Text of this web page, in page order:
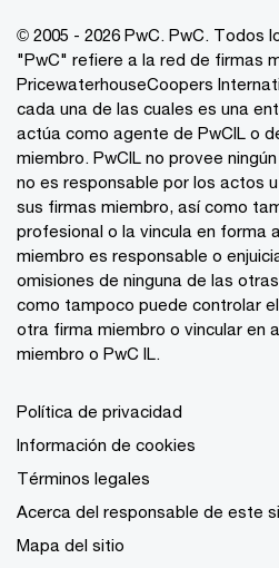
© 2005 - 2026 PwC. PwC. Todos
"PwC" refiere a la red de firmas
PricewaterhouseCoopers
cada una de las cuales es una
actúa como agente de PwCIL o
miembro. PwCIL no provee
no es responsable por los actos
sus firmas miembro, así como
profesional o la vincula en forma
miembro es responsable o
omisiones de ninguna de las
como tampoco puede controlar
otra firma miembro o vincular en
miembro o PwC IL.
Política de privacidad
Información de cookies
Términos legales
Acerca del responsable de este
Mapa del sitio